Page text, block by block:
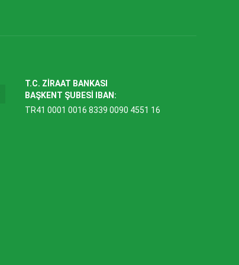
T.C. ZİRAAT BANKASI
BAŞKENT ŞUBESİ IBAN:
TR41 0001 0016 8339 0090 4551 16